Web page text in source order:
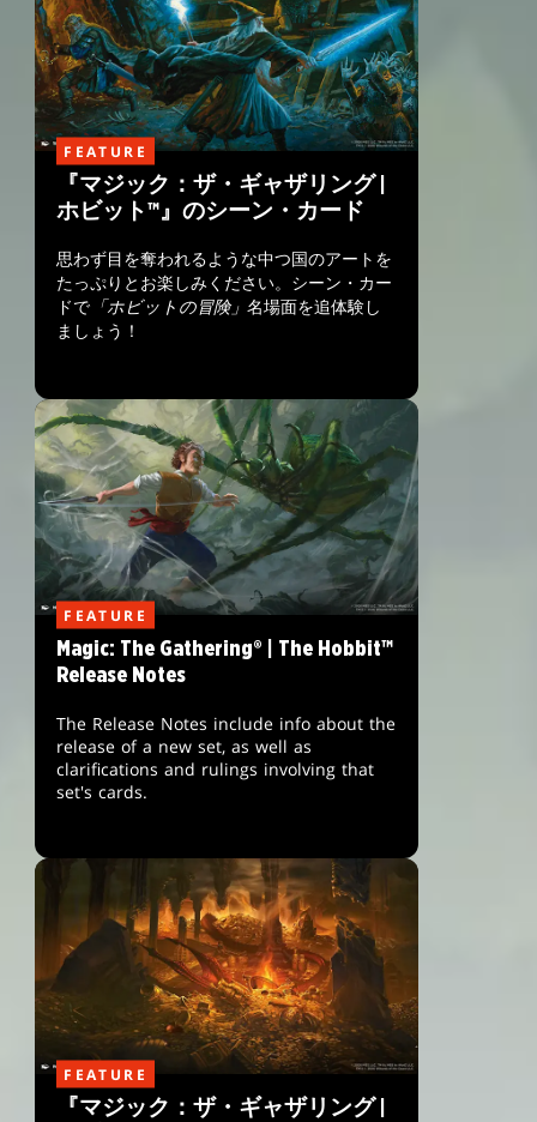
FEATURE
『マジック：ザ・ギャザリング |
ホビット™』のシーン・カード
思わず目を奪われるような中つ国のアートを
たっぷりとお楽しみください。シーン・カー
ドで 「ホビットの冒険」名場面を追体験し
ましょう！
FEATURE
Magic: The Gathering® | The Hobbit™
Release Notes
The Release Notes include info about the
release of a new set, as well as
clarifications and rulings involving that
set's cards.
FEATURE
『マジック：ザ・ギャザリング |